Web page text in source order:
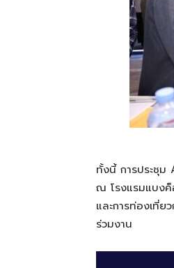
ทั้งนี้ การประชุม
ณ โรงแรมแบง
และการท่องเที่
ร่วมงาน